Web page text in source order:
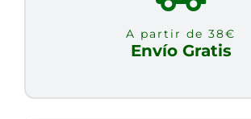
A partir de 38€
Envío Gratis